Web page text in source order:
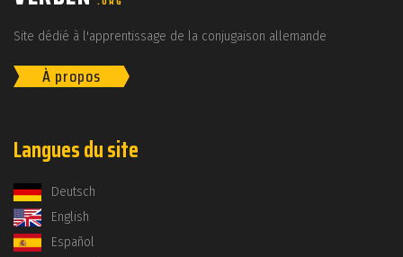
Site dédié à l'apprentissage de la conjugaison allemande
À propos
Langues du site
Deutsch
English
Español